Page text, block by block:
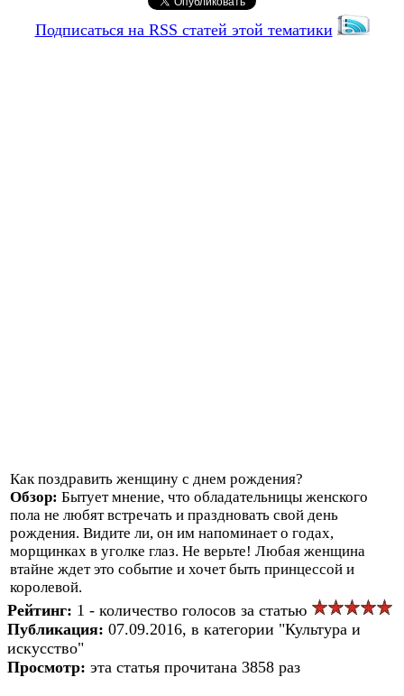
Подписаться на RSS статей этой тематики
Как поздравить женщину с днем рождения?
Обзор: Бытует мнение, что обладательницы женского
пола не любят встречать и праздновать свой день
рождения. Видите ли, он им напоминает о годах,
морщинках в уголке глаз. Не верьте! Любая женщина
втайне ждет это событие и хочет быть принцессой и
королевой.
Рейтинг: 1 - количество голосов за статью
Публикация: 07.09.2016, в категории "Культура и
искусство"
Просмотр: эта статья прочитана 3858 раз